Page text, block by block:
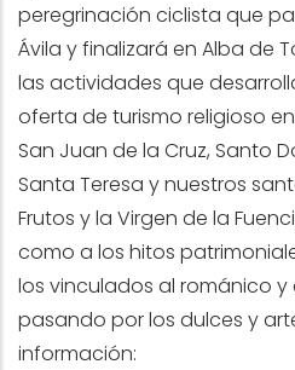
peregrinación ciclista que
Ávila y finalizará en Alba de
las actividades que
oferta de turismo religioso
San Juan de la Cruz, Santo
Santa Teresa y nuestros
Frutos y la Virgen de la
como a los hitos
los vinculados al románico y
pasando por los dulces y
información: